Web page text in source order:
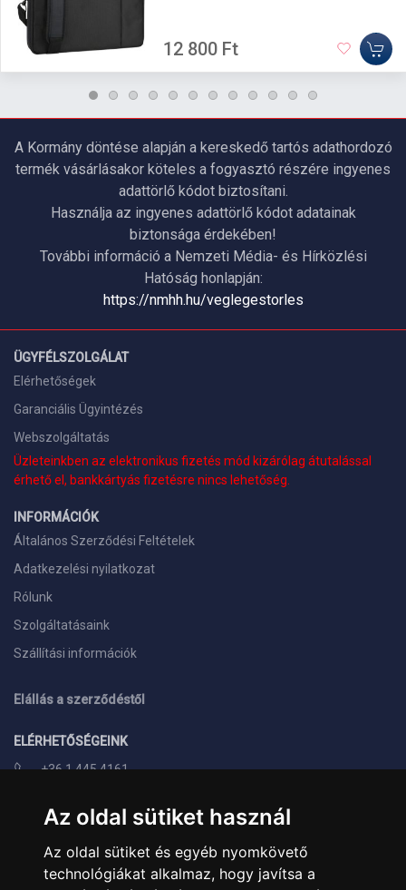
Az oldal sütiket használ
Az oldal sütiket és egyéb nyomkövető
technológiákat alkalmaz, hogy javítsa a
12 800 Ft
A Kormány döntése alapján a kereskedő tartós adathordozó
termék vásárlásakor köteles a fogyasztó részére ingyenes
adattörlő kódot biztosítani.
Használja az ingyenes adattörlő kódot adatainak
biztonsága érdekében!
További információ a Nemzeti Média- és Hírközlési
Hatóság honlapján:
https://nmhh.hu/veglegestorles
ÜGYFÉLSZOLGÁLAT
Elérhetőségek
Garanciális Ügyintézés
Webszolgáltatás
Üzleteinkben az elektronikus fizetés mód kizárólag átutalással
érhető el, bankkártyás fizetésre nincs lehetőség.
INFORMÁCIÓK
Általános Szerződési Feltételek
Adatkezelési nyilatkozat
Rólunk
Szolgáltatásaink
Szállítási információk
Elállás a szerződéstől
ELÉRHETŐSÉGEINK
+36 1 445 4161
info@landcomputer.hu
1148 Budapest, Nagy Lajos király útja 24.
Nyitvatartás és kapcsolat